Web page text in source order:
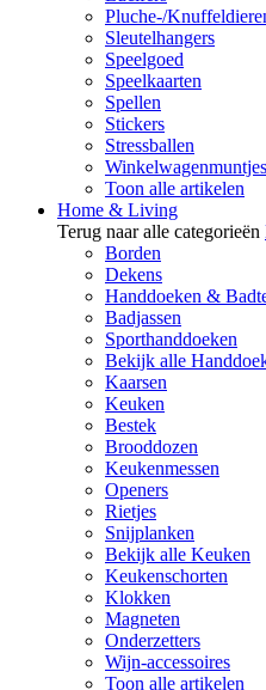
Pluche-/
Sleutelhangers
Speelgoed
Speelkaarten
Spellen
Stickers
Stressballen
Winkelwagenmuntjes
Toon alle artikelen
Home & Living
Terug naar alle categorieën
Borden
Dekens
Handdoeken &
Badjassen
Sporthanddoeken
Bekijk alle
Kaarsen
Keuken
Bestek
Brooddozen
Keukenmessen
Openers
Rietjes
Snijplanken
Bekijk alle Keuken
Keukenschorten
Klokken
Magneten
Onderzetters
Wijn-accessoires
Toon alle artikelen